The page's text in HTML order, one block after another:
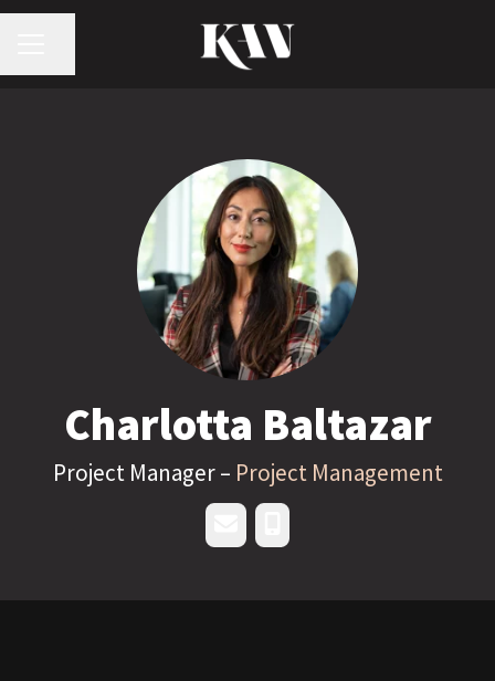
Charlotta Baltazar
Project Manager – Project Management